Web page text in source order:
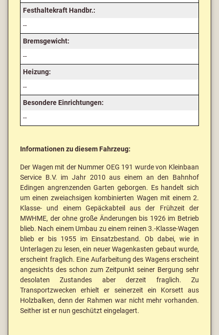
Festhaltekraft Handbr.:
--
Bremsgewicht:
--
Heizung:
--
Besondere Einrichtungen:
--
Informationen zu diesem Fahrzeug:
Der Wagen mit der Nummer OEG 191 wurde von Kleinbaan
Service B.V. im Jahr 2010 aus einem an den Bahnhof
Edingen angrenzenden Garten geborgen. Es handelt sich
um einen zweiachsigen kombinierten Wagen mit einem 2.
Klasse- und einem Gepäckabteil aus der Frühzeit der
MWHME, der ohne große Änderungen bis 1926 im Betrieb
blieb. Nach einem Umbau zu einem reinen 3.-Klasse-Wagen
blieb er bis 1955 im Einsatzbestand. Ob dabei, wie in
Unterlagen zu lesen, ein neuer Wagenkasten gebaut wurde,
erscheint fraglich. Eine Aufarbeitung des Wagens erscheint
angesichts des schon zum Zeitpunkt seiner Bergung sehr
desolaten Zustandes aber derzeit fraglich. Zu
Transportzwecken erhielt er seinerzeit ein Korsett aus
Holzbalken, denn der Rahmen war nicht mehr vorhanden.
Seither ist er nun geschützt eingelagert.